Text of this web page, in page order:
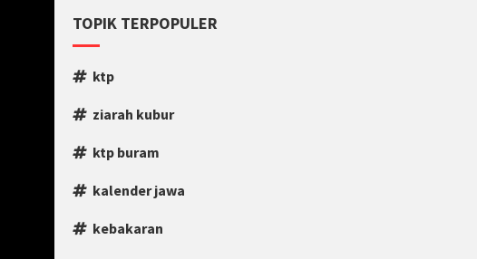
TOPIK TERPOPULER
ktp
ziarah kubur
ktp buram
kalender jawa
kebakaran